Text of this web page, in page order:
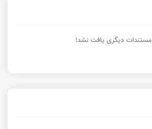
مستندات دیگری یافت نشد!